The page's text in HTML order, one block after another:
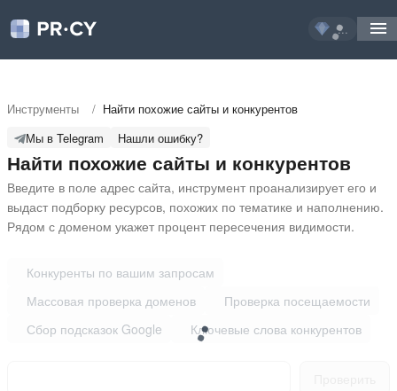
...
Инструменты / Найти похожие сайты и конкурентов
Найти похожие сайты и конкурентов
Мы в Telegram Нашли ошибку?
Введите в поле адрес сайта, инструмент проанализирует его и
выдаст подборку ресурсов, похожих по тематике и наполнению.
Рядом с доменом укажет процент пересечения видимости.
Конкуренты по вашим запросам
Массовая проверка доменов
Проверка посещаемости
Сбор подсказок Google
Ключевые слова конкурентов